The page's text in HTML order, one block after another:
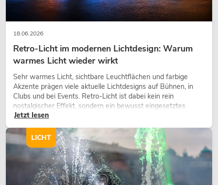
18.06.2026
Retro-Licht im modernen Lichtdesign: Warum
warmes Licht wieder wirkt
Sehr warmes Licht, sichtbare Leuchtflächen und farbige
Akzente prägen viele aktuelle Lichtdesigns auf Bühnen, in
Clubs und bei Events. Retro-Licht ist dabei kein rein
nostalgischer Effekt, sondern ein bewusst eingesetztes
Gestaltungsmittel: Es schafft Atmosphäre, gibt Szenen
wirken lassen.
Jetzt lesen
LICHT